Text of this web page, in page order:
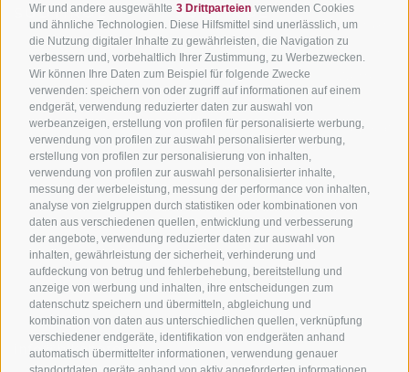
Wir und andere ausgewählte 3 Drittparteien verwenden Cookies
und ähnliche Technologien. Diese Hilfsmittel sind unerlässlich, um
die Nutzung digitaler Inhalte zu gewährleisten, die Navigation zu
verbessern und, vorbehaltlich Ihrer Zustimmung, zu Werbezwecken.
Wir können Ihre Daten zum Beispiel für folgende Zwecke
verwenden: speichern von oder zugriff auf informationen auf einem
endgerät, verwendung reduzierter daten zur auswahl von
werbeanzeigen, erstellung von profilen für personalisierte werbung,
verwendung von profilen zur auswahl personalisierter werbung,
erstellung von profilen zur personalisierung von inhalten,
verwendung von profilen zur auswahl personalisierter inhalte,
messung der werbeleistung, messung der performance von inhalten,
analyse von zielgruppen durch statistiken oder kombinationen von
daten aus verschiedenen quellen, entwicklung und verbesserung
der angebote, verwendung reduzierter daten zur auswahl von
inhalten, gewährleistung der sicherheit, verhinderung und
aufdeckung von betrug und fehlerbehebung, bereitstellung und
anzeige von werbung und inhalten, ihre entscheidungen zum
datenschutz speichern und übermitteln, abgleichung und
kombination von daten aus unterschiedlichen quellen, verknüpfung
verschiedener endgeräte, identifikation von endgeräten anhand
automatisch übermittelter informationen, verwendung genauer
SÜDTIROL
Hotels & Pakete
Urlaubspakete
Unsere Gutscheine
Hot Deals
Bike & Work
SÜDTIROL
Mountainbiken in
Südtirol
Rennradfahren in
Südtirol
Radwege in Südtirol
Bikeshops & Verleihe
Bike-Schulen
Tourenzentrale
Kontakt
Anreise
Zum
info@bikehotels.it